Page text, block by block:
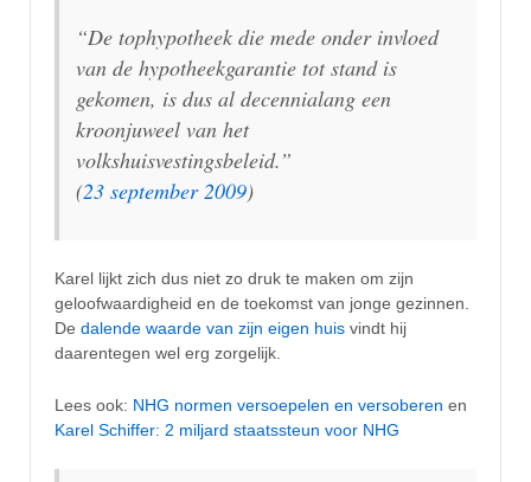
“De tophypotheek die mede onder invloed
van de hypotheekgarantie tot stand is
gekomen, is dus al decennialang een
kroonjuweel van het
volkshuisvestingsbeleid.”
(23 september 2009)
Karel lijkt zich dus niet zo druk te maken om zijn
geloofwaardigheid en de toekomst van jonge gezinnen.
De dalende waarde van zijn eigen huis vindt hij
daarentegen wel erg zorgelijk.
Lees ook: NHG normen versoepelen en versoberen en
Karel Schiffer: 2 miljard staatssteun voor NHG